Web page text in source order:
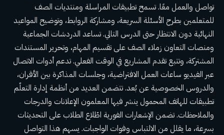
تواصل والعمل معًا. تسمح تطبيقات المراسلة ومنتديات الصف
للمتعلمين بطرح الأسئلة السريعة، ومشاركة الروابط، وتوضيح المواعيد
النهائية دون الانتظار حتى الدرس التالي. تساعد الدردشات الجماعية
ومنصات التعاون زملاء الصف على تقسيم المهام، وتحرير المستندات
المشتركة، وتتبع تقدم المشاريع في الوقت الفعلي. تدعم أدوات الاتصال
عبر الفيديو ساعات العمل الافتراضية، وجلسات المذاكرة بين الأقران،
والدروس الخصوصية عن بُعد. تتضمن العديد من أنظمة إدارة التعلّم
تطبيقات للهاتف المحمول ينشر فيها المعلمون الإعلانات والدرجات
والملاحظات. تضمن الإشعارات الفورية اطّلاع الطلاب على التحديثات
بسرعة، ما يقلل من الالتباس وفوات الواجبات. يسهم هذا التواصل